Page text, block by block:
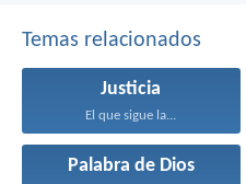
Temas relacionados
Justicia
El que sigue la...
Palabra de Dios